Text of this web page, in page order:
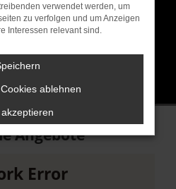
Kontakt
Angebote
Error
verwendet werden, um
zu verfolgen und um Anzeigen
Interessen relevant sind.
ablehnen